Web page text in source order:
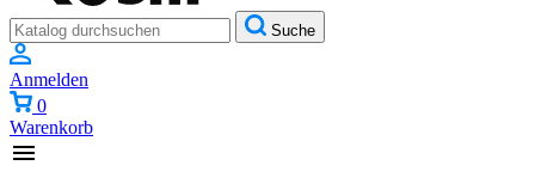
Suche
Anmelden
0
Warenkorb